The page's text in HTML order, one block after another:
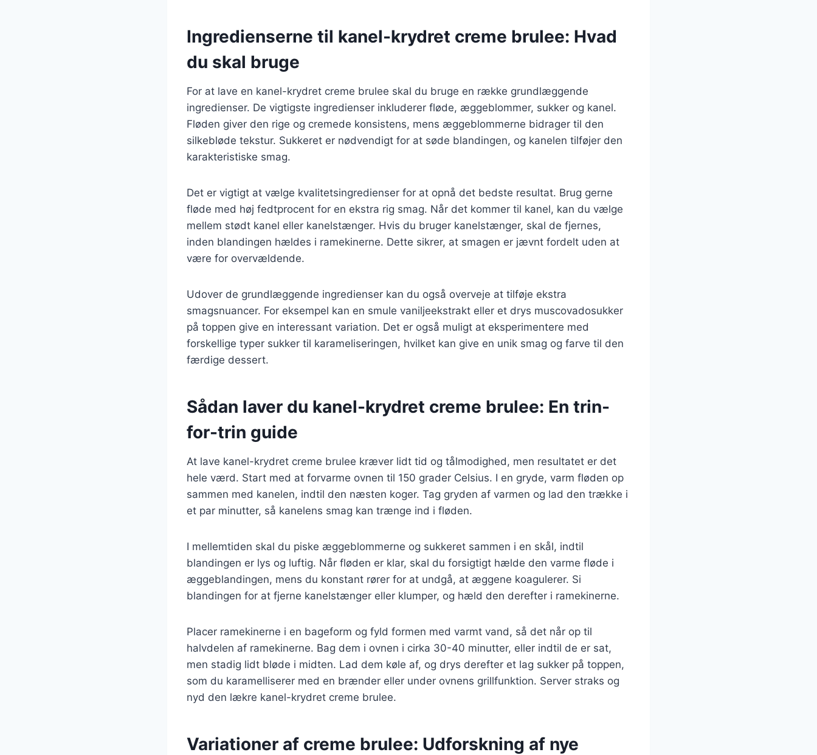
Ingredienserne til kanel-krydret creme brulee: Hvad
du skal bruge
For at lave en kanel-krydret creme brulee skal du bruge en række grundlæggende
ingredienser. De vigtigste ingredienser inkluderer fløde, æggeblommer, sukker og kanel.
Fløden giver den rige og cremede konsistens, mens æggeblommerne bidrager til den
silkebløde tekstur. Sukkeret er nødvendigt for at søde blandingen, og kanelen tilføjer den
karakteristiske smag.
Det er vigtigt at vælge kvalitetsingredienser for at opnå det bedste resultat. Brug gerne
fløde med høj fedtprocent for en ekstra rig smag. Når det kommer til kanel, kan du vælge
mellem stødt kanel eller kanelstænger. Hvis du bruger kanelstænger, skal de fjernes,
inden blandingen hældes i ramekinerne. Dette sikrer, at smagen er jævnt fordelt uden at
være for overvældende.
Udover de grundlæggende ingredienser kan du også overveje at tilføje ekstra
smagsnuancer. For eksempel kan en smule vaniljeekstrakt eller et drys muscovadosukker
på toppen give en interessant variation. Det er også muligt at eksperimentere med
forskellige typer sukker til karameliseringen, hvilket kan give en unik smag og farve til den
færdige dessert.
Sådan laver du kanel-krydret creme brulee: En trin-
for-trin guide
At lave kanel-krydret creme brulee kræver lidt tid og tålmodighed, men resultatet er det
hele værd. Start med at forvarme ovnen til 150 grader Celsius. I en gryde, varm fløden op
sammen med kanelen, indtil den næsten koger. Tag gryden af varmen og lad den trække i
et par minutter, så kanelens smag kan trænge ind i fløden.
I mellemtiden skal du piske æggeblommerne og sukkeret sammen i en skål, indtil
blandingen er lys og luftig. Når fløden er klar, skal du forsigtigt hælde den varme fløde i
æggeblandingen, mens du konstant rører for at undgå, at æggene koagulerer. Si
blandingen for at fjerne kanelstænger eller klumper, og hæld den derefter i ramekinerne.
Placer ramekinerne i en bageform og fyld formen med varmt vand, så det når op til
halvdelen af ramekinerne. Bag dem i ovnen i cirka 30-40 minutter, eller indtil de er sat,
men stadig lidt bløde i midten. Lad dem køle af, og drys derefter et lag sukker på toppen,
som du karamelliserer med en brænder eller under ovnens grillfunktion. Server straks og
nyd den lækre kanel-krydret creme brulee.
Variationer af creme brulee: Udforskning af nye